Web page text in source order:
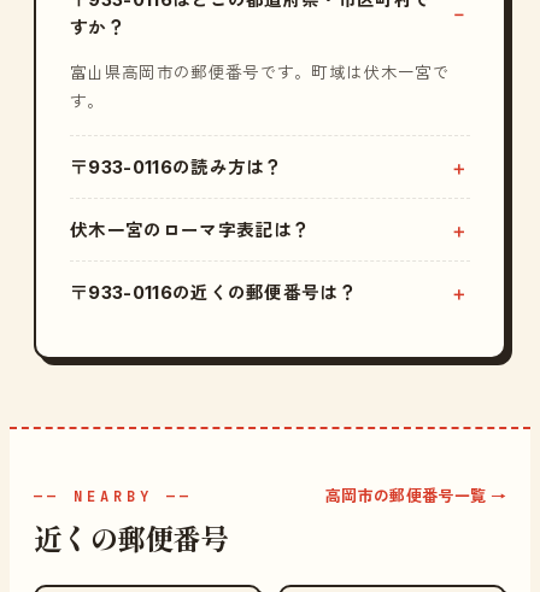
すか？
富山県高岡市の郵便番号です。町域は伏木一宮で
す。
〒933-0116の読み方は？
伏木一宮のローマ字表記は？
〒933-0116の近くの郵便番号は？
—— NEARBY ——
近くの郵便番号
高岡市の郵便番号一覧 →